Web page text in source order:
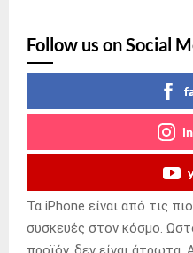
Follow us on Social
Τα iPhone είναι από τις
συσκευές στον κόσμο.